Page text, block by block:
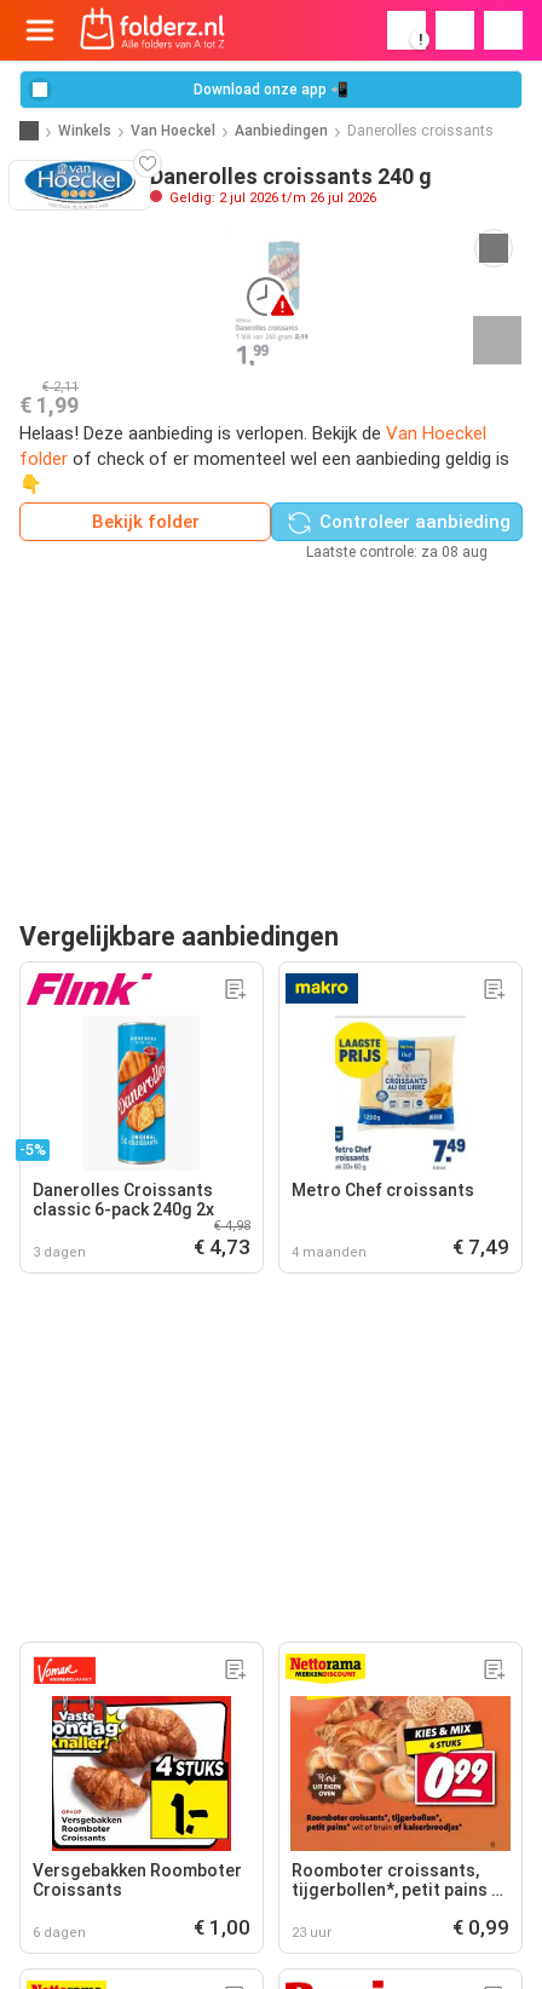
!
Download onze app 📲
Winkels Van Hoeckel Aanbiedingen Danerolles croissants
Danerolles croissants 240 g
Geldig: 2 jul 2026 t/m 26 jul 2026
€ 2,11
€ 1,99
Helaas! Deze aanbieding is verlopen. Bekijk de Van Hoeckel
folder of check of er momenteel wel een aanbieding geldig is
👇
Bekijk folder
Controleer aanbieding
Laatste controle: za 08 aug
Vergelijkbare aanbiedingen
-5%
Danerolles Croissants
classic 6-pack 240g 2x
3 dagen
€ 4,98
€ 4,73
Metro Chef croissants
4 maanden € 7,49
Versgebakken Roomboter
Croissants
6 dagen € 1,00
Roomboter croissants,
tijgerbollen*, petit pains of
23 uur € 0,99